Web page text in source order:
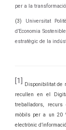
per a la
(3)
Universitat
d’Economia
estratègic de la
[1]
Disponibilitat de
recullen en el
treballadors, recurs
mòbils per a un 20
electrònic